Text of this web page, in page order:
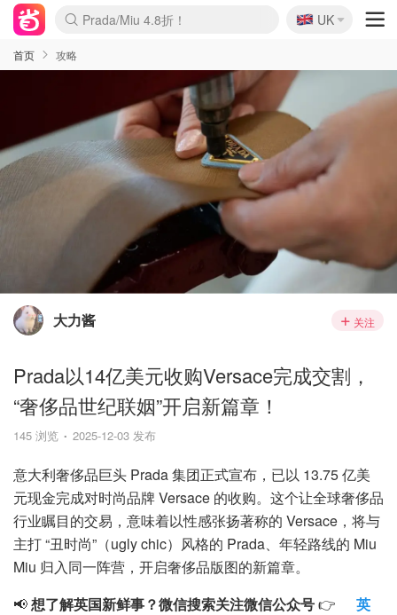
Prada/Miu 4.8折！
🇬🇧
UK
首页 攻略
大力酱 关注
Prada以14亿美元收购Versace完成交割，
“奢侈品世纪联姻”开启新篇章！
145 浏览 2025-12-03 发布
意大利奢侈品巨头 Prada 集团正式宣布，已以 13.75 亿美
元现金完成对时尚品牌 Versace 的收购。这个让全球奢侈品
行业瞩目的交易，意味着以性感张扬著称的 Versace，将与
主打 “丑时尚”（ugly chic）风格的 Prada、年轻路线的 Miu
Miu 归入同一阵营，开启奢侈品版图的新篇章。
📢想了解英国新鲜事？微信搜索关注微信公众号👉
英